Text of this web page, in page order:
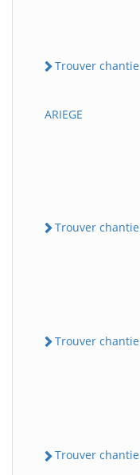
Trouver
ARIEGE
Trouver
Trouver
Trouver